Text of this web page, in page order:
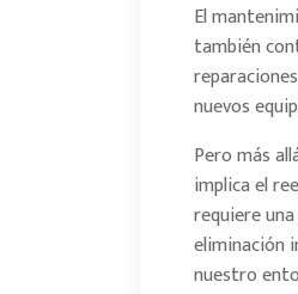
El
también
nuevos
Pero más
implica el
requiere
eliminación
nuestro